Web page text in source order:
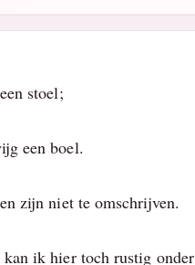
stoel;
En verzwijg een boel.
zijn niet te omschrijven.
ik hier toch rustig onder